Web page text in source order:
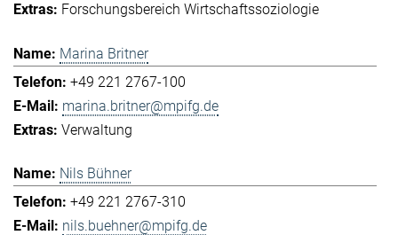
Forschungsbereich Wirtschaftssoziologie
Marina Britner
+49 221 2767-100
marina.britner@mpifg.de
Verwaltung
Nils Bühner
+49 221 2767-310
nils.buehner@mpifg.de